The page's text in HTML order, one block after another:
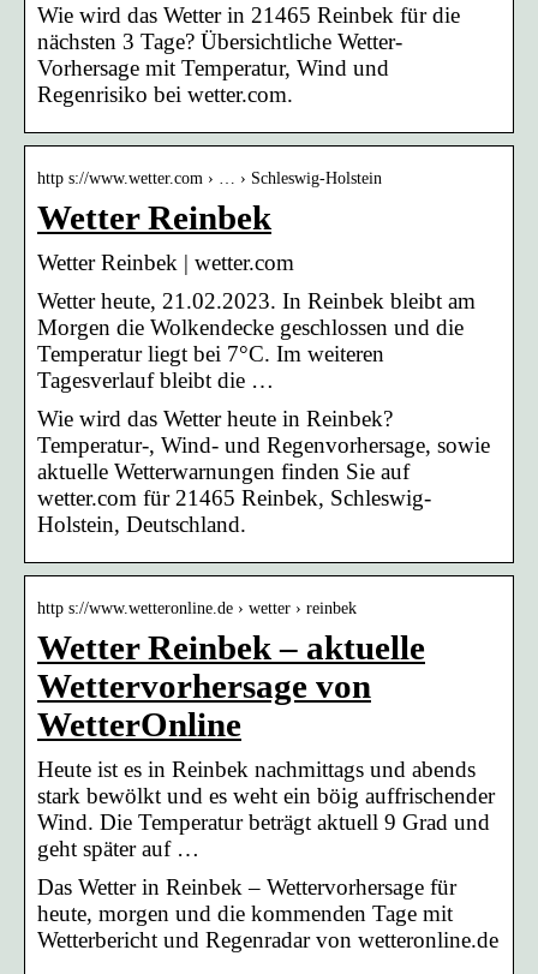
Wie wird das Wetter in 21465 Reinbek für die
nächsten 3 Tage? Übersichtliche Wetter-
Vorhersage mit Temperatur, Wind und
Regenrisiko bei wetter.com.
http s://www.wetter.com › … › Schleswig-Holstein
Wetter Reinbek
Wetter Reinbek | wetter.com
Wetter heute, 21.02.2023. In Reinbek bleibt am
Morgen die Wolkendecke geschlossen und die
Temperatur liegt bei 7°C. Im weiteren
Tagesverlauf bleibt die …
Wie wird das Wetter heute in Reinbek?
Temperatur-, Wind- und Regenvorhersage, sowie
aktuelle Wetterwarnungen finden Sie auf
wetter.com für 21465 Reinbek, Schleswig-
Holstein, Deutschland.
http s://www.wetteronline.de › wetter › reinbek
Wetter Reinbek – aktuelle
Wettervorhersage von
WetterOnline
Heute ist es in Reinbek nachmittags und abends
stark bewölkt und es weht ein böig auffrischender
Wind. Die Temperatur beträgt aktuell 9 Grad und
geht später auf …
Das Wetter in Reinbek – Wettervorhersage für
heute, morgen und die kommenden Tage mit
Wetterbericht und Regenradar von wetteronline.de